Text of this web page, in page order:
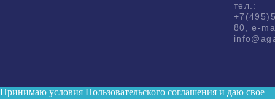
тел.:
80, e-
Принимаю условия Пользовательского соглашения и даю свое